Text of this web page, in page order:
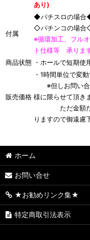
あり)
付属
◆パチスロの場
◇パチンコの場
※循環加工、フル
ト仕様等 承ります
商品状態 ・ホールで短期
販売価格
・1時間単位で変
※但しお問い合
様に限らせて頂き
ただ金額だけ
りますので御遠慮
ホーム
お問い合せ
★お勧めリンク集★
特定商取引法表示